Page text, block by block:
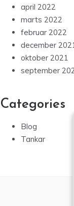
april 2022
marts 2022
februar 2022
december
oktober 2021
september
Categories
Blog
Tankar